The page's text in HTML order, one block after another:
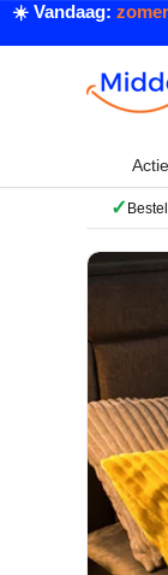
Ga
☀️ Vandaag:
✓